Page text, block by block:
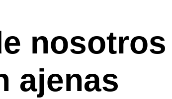
ajenas